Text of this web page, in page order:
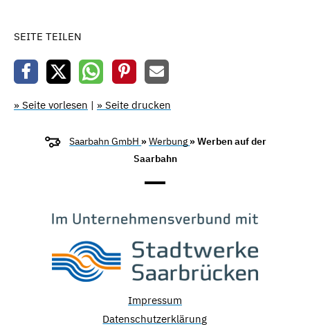
SEITE TEILEN
» Seite vorlesen | » Seite drucken
Saarbahn GmbH »Werbung » Werben auf der
Saarbahn
Impressum
Datenschutzerklärung